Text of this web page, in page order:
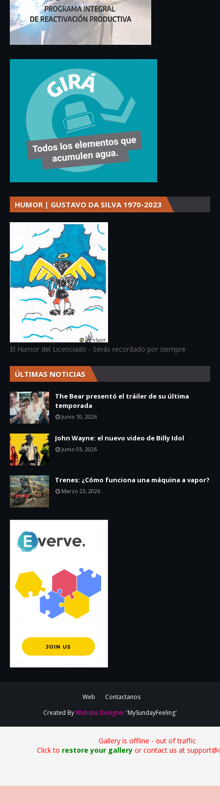
HUMOR | GUSTAVO DA SILVA 1970-2023
El Humor del Licenciado - Serás recordado por siempre
ÚLTIMAS NOTICIAS
The Bear presentó el tráiler de su última
temporada
Junio 10, 2026
John Wayne: el nuevo video de Billy Idol
Junio 03, 2026
Trenes: ¿Cómo funciona una máquina a vapor?
Marzo 23, 2026
Web
Contactanos
Created ByWebsite Designer 'MySundayFeeling'
Gallery is offline - out of traffic
Click to restore your galleryor contact us at